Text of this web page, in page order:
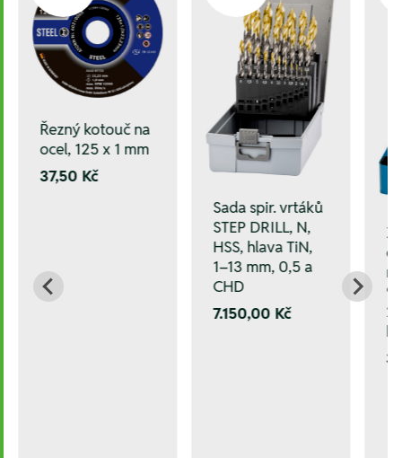
Řezný kotouč na
ocel, 125 x 1 mm
37,50 Kč
Sada spir. vrtáků
STEP DRILL, N,
HSS, hlava TiN,
1–13 mm, 0,5 a
CHD
7.150,00 Kč